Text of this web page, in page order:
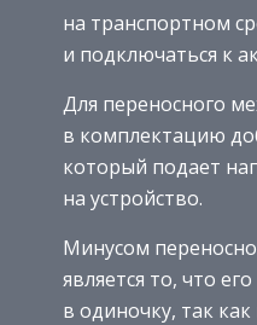
на транспортном
и подключаться к
Для переносного
в комплектацию
который подает
на устройство.
Минусом
является то, что
в одиночку, так